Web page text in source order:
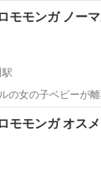
モモンガ ノー
の子ベビーが離乳しま
値引対応して提示し
も可愛いお顔の丸顔
川駅 ペットショ
モモンガ オス